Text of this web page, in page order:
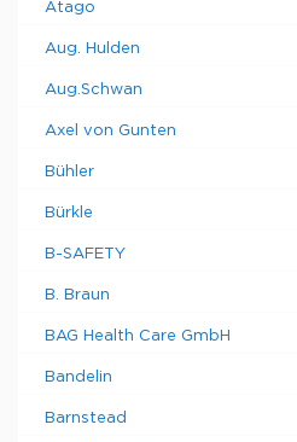
Atago
Aug. Hulden
Aug.Schwan
Axel von Gunten
Bühler
Bürkle
B-SAFETY
B. Braun
BAG Health Care GmbH
Bandelin
Barnstead